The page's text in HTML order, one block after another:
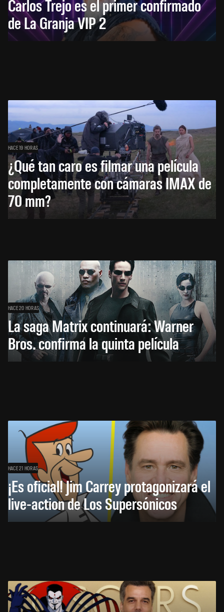
Carlos Trejo es el primer confirmado
de La Granja VIP 2
HACE 19 HORAS
¿Qué tan caro es filmar una película
completamente con cámaras IMAX de
70 mm?
HACE 20 HORAS
La saga Matrix continuará: Warner
Bros. confirma la quinta película
HACE 21 HORAS
¡Es oficial! Jim Carrey protagonizará el
live-action de Los Supersónicos